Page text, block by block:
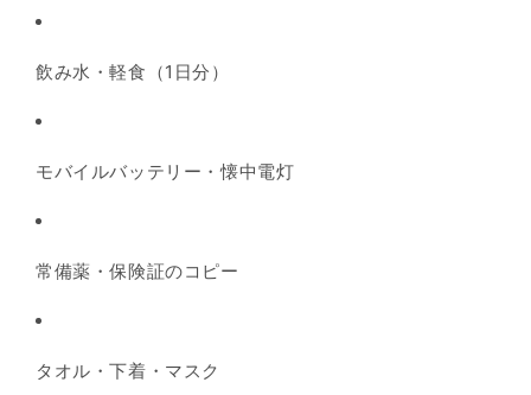
飲み水・軽食（1日分）
モバイルバッテリー・懐中電灯
常備薬・保険証のコピー
タオル・下着・マスク